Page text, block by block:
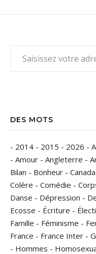
DES MOTS
- 2014 - 2015 - 2026 -
- Amour - Angleterre -
Bilan - Bonheur - Canada
Colère - Comédie -
Danse - Dépression -
Ecosse - Écriture -
Famille - Féminisme -
France - France Inter -
- Hommes -